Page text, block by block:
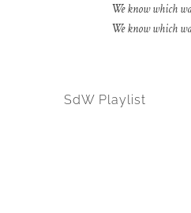
We know which
We know which
SdW Playlist